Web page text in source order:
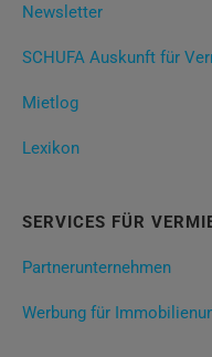
Newsletter
SCHUFA Auskunft für
Mietlog
Lexikon
SERVICES FÜR
Partnerunternehmen
Werbung für